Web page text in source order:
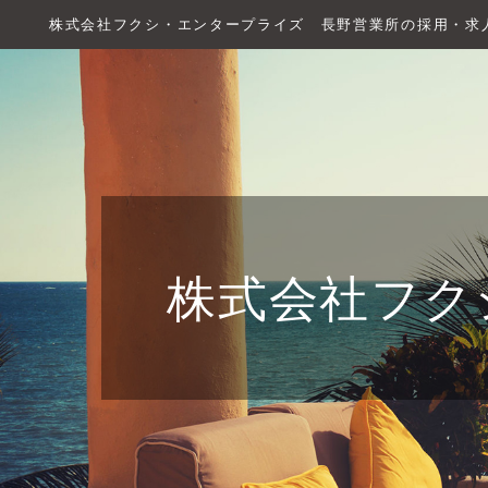
株式会社フクシ・エンタープライズ 長野営業所の採用・求
株式会社フ